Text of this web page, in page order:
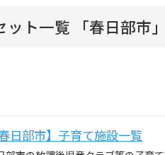
ット一覧 「春日部市」
春日部市】子育て施設一覧